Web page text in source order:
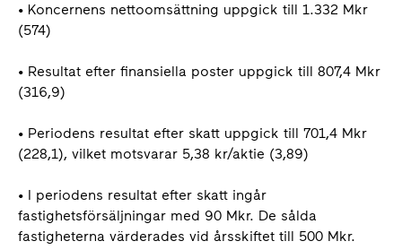
• Koncernens nettoomsättning uppgick till 1.332 Mkr
(574)
• Resultat efter finansiella poster uppgick till 807,4 Mkr
(316,9)
• Periodens resultat efter skatt uppgick till 701,4 Mkr
(228,1), vilket motsvarar 5,38 kr/aktie (3,89)
• I periodens resultat efter skatt ingår
fastighetsförsäljningar med 90 Mkr. De sålda
fastigheterna värderades vid årsskiftet till 500 Mkr.